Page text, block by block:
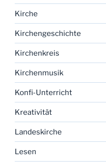
Kirche
Kirchengeschichte
Kirchenkreis
Kirchenmusik
Konfi-Unterricht
Kreativität
Landeskirche
Lesen